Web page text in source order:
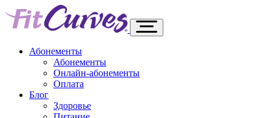
Абонементы
Абонементы
Онлайн-абонементы
Оплата
Блог
Здоровье